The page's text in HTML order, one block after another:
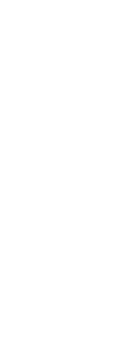
ラルチョコレート
- 147食分 - ノンフレー